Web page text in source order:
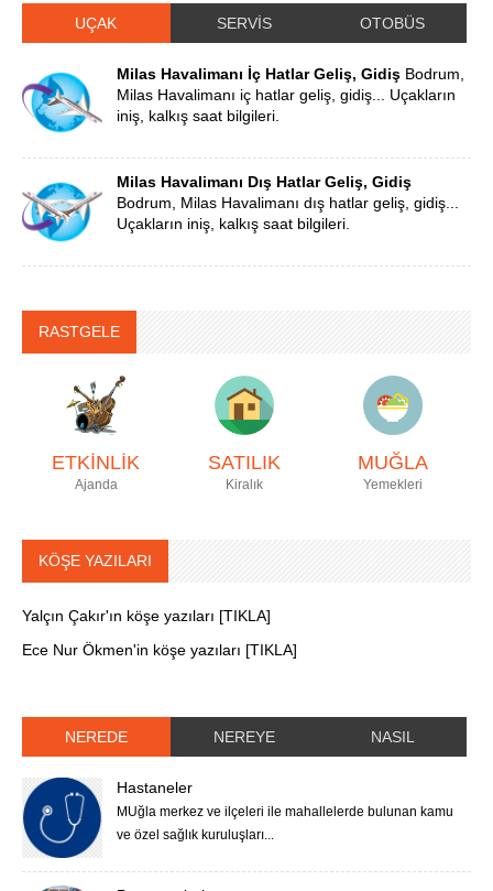
UÇAK SERVİS OTOBÜS
Milas Havalimanı İç Hatlar Geliş, Gidiş Bodrum,
Milas Havalimanı iç hatlar geliş, gidiş... Uçakların
iniş, kalkış saat bilgileri.
Milas Havalimanı Dış Hatlar Geliş, Gidiş
Bodrum, Milas Havalimanı dış hatlar geliş, gidiş...
Uçakların iniş, kalkış saat bilgileri.
RASTGELE
ETKİNLİK
Ajanda
SATILIK
Kiralık
MUĞLA
Yemekleri
KÖŞE YAZILARI
Yalçın Çakır'ın köşe yazıları [TIKLA]
Ece Nur Ökmen'in köşe yazıları [TIKLA]
NEREDE NEREYE NASIL
Hastaneler
MUğla merkez ve ilçeleri ile mahallelerde bulunan kamu
ve özel sağlık kuruluşları...